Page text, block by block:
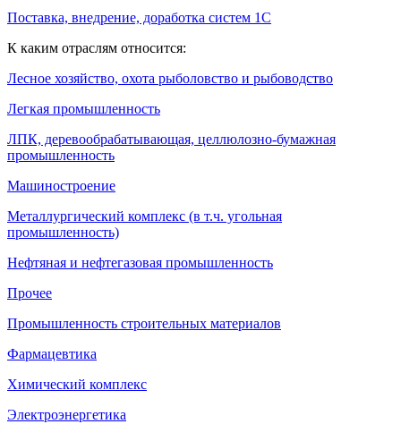
Поставка, внедрение, доработка систем 1С
К каким отраслям относится:
Лесное хозяйство, охота рыболовство и рыбоводство
Легкая промышленность
ЛПК, деревообрабатывающая, целлюлозно-бумажная
промышленность
Машиностроение
Металлургический комплекс (в т.ч. угольная
промышленность)
Нефтяная и нефтегазовая промышленность
Прочее
Промышленность строительных материалов
Фармацевтика
Химический комплекс
Электроэнергетика